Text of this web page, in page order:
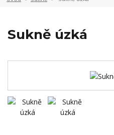
Sukně úzká